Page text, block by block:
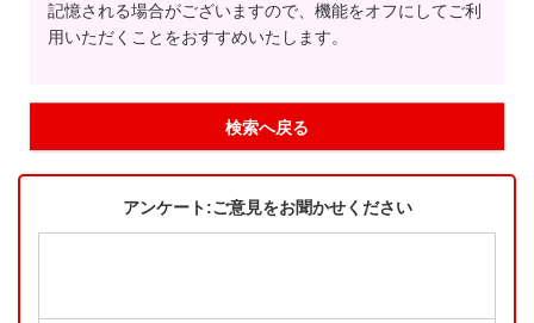
記憶される場合がございますので、機能をオフにしてご利
用いただくことをおすすめいたします。
検索へ戻る
アンケート:ご意見をお聞かせください